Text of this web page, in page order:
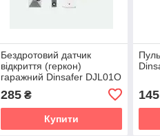
Бездротовий датчик
відкриття (геркон)
гаражний Dinsafer DJL01O
285₴
Купити
145